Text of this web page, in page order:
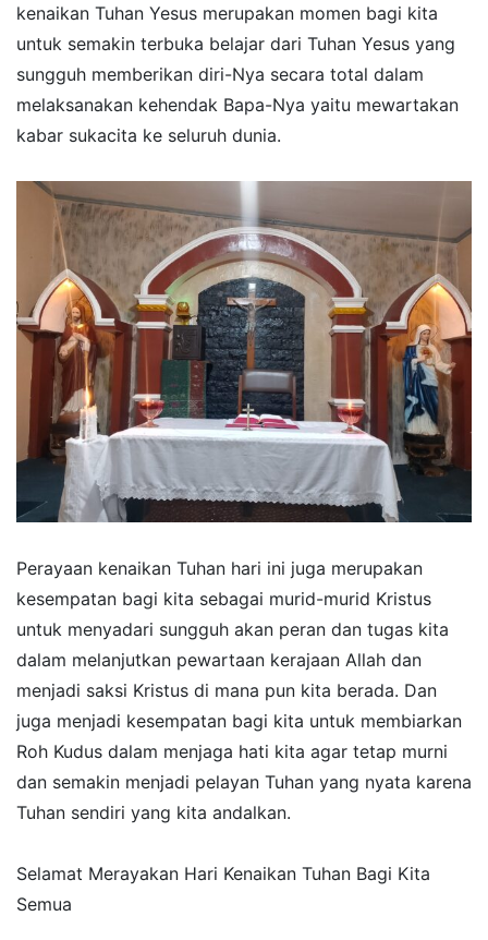
kenaikan Tuhan Yesus merupakan momen bagi kita
untuk semakin terbuka belajar dari Tuhan Yesus yang
sungguh memberikan diri-Nya secara total dalam
melaksanakan kehendak Bapa-Nya yaitu mewartakan
kabar sukacita ke seluruh dunia.
Perayaan kenaikan Tuhan hari ini juga merupakan
kesempatan bagi kita sebagai murid-murid Kristus
untuk menyadari sungguh akan peran dan tugas kita
dalam melanjutkan pewartaan kerajaan Allah dan
menjadi saksi Kristus di mana pun kita berada. Dan
juga menjadi kesempatan bagi kita untuk membiarkan
Roh Kudus dalam menjaga hati kita agar tetap murni
dan semakin menjadi pelayan Tuhan yang nyata karena
Tuhan sendiri yang kita andalkan.
Selamat Merayakan Hari Kenaikan Tuhan Bagi Kita
Semua